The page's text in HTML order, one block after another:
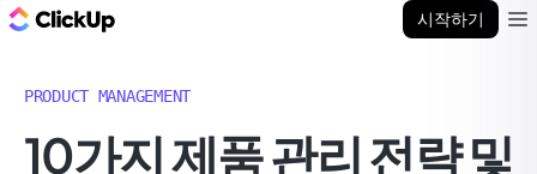
시작하기
PRODUCT MANAGEMENT
10가지 제품 관리 전략 및